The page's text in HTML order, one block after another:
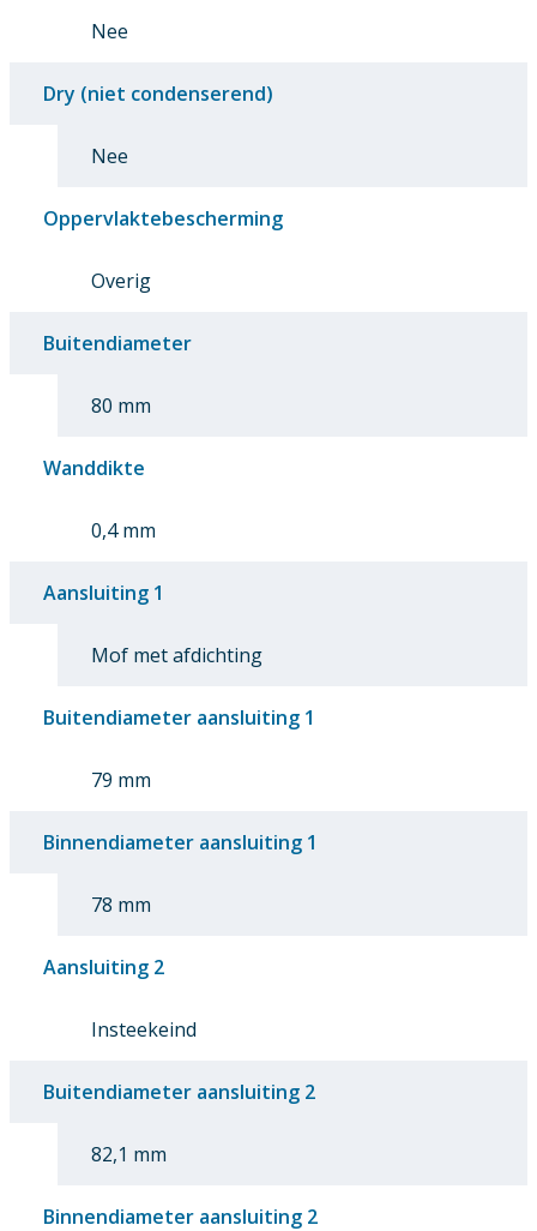
Nee
Dry (niet condenserend)
Nee
Oppervlaktebescherming
Overig
Buitendiameter
80 mm
Wanddikte
0,4 mm
Aansluiting 1
Mof met afdichting
Buitendiameter aansluiting 1
79 mm
Binnendiameter aansluiting 1
78 mm
Aansluiting 2
Insteekeind
Buitendiameter aansluiting 2
82,1 mm
Binnendiameter aansluiting 2